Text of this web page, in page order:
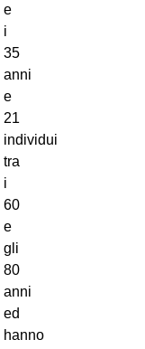
e
i
35
anni
e
21
individui
tra
i
60
e
gli
80
anni
ed
hanno